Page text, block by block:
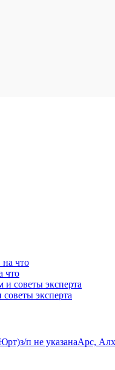
что
эксперта
Юрт)з/п не указанаАрс,